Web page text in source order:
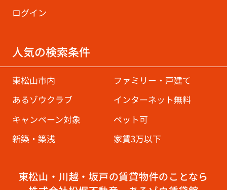
ログイン
人気の検索条件
東松山市内
ファミリー・戸建て
あるゾウクラブ
インターネット無料
キャンペーン対象
ペット可
新築・築浅
家賃3万以下
東松山・川越・坂戸の賃貸物件のことなら